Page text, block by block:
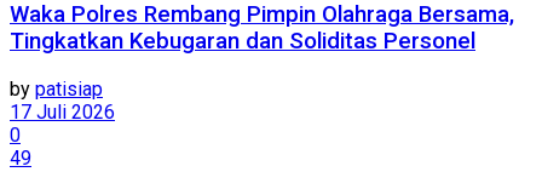
Waka Polres Rembang Pimpin Olahraga Bersama,
Tingkatkan Kebugaran dan Soliditas Personel
by patisiap
17 Juli 2026
0
49